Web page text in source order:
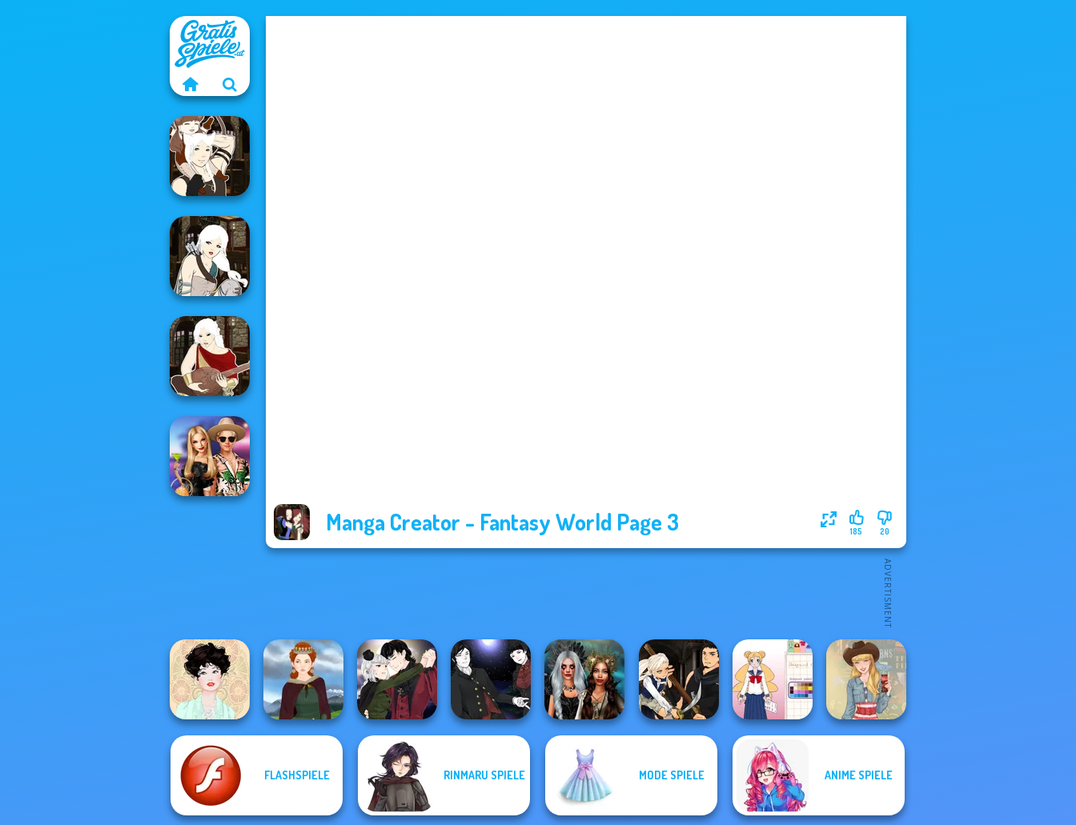
Manga Creator - Fantasy World Page 3 20
185
Manga Creator -
Fantasy World...
Manga Creator -
Fantasy World...
Manga Creator -
Fantasy World...
Belle Époque
Manga Creator
Vampire Hunter
P...
Vampire Hunter
Enchanted
Realms
Vampire Hunter
School Girl Dress
Up V3
FLASHSPIELE RINMARU SPIELE MODE SPIELE ANIME SPIELE